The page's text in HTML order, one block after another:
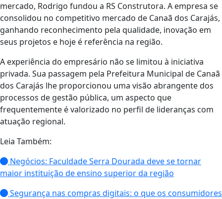
mercado, Rodrigo fundou a RS Construtora. A empresa se
consolidou no competitivo mercado de Canaã dos Carajás,
ganhando reconhecimento pela qualidade, inovação em
seus projetos e hoje é referência na região.
A experiência do empresário não se limitou à iniciativa
privada. Sua passagem pela Prefeitura Municipal de Canaã
dos Carajás lhe proporcionou uma visão abrangente dos
processos de gestão pública, um aspecto que
frequentemente é valorizado no perfil de lideranças com
atuação regional.
Leia Também:
Negócios: Faculdade Serra Dourada deve se tornar
maior instituição de ensino superior da região
Segurança nas compras digitais: o que os consumidores